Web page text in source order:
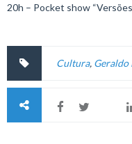
20h – Pocket show
Cultura, Geraldo